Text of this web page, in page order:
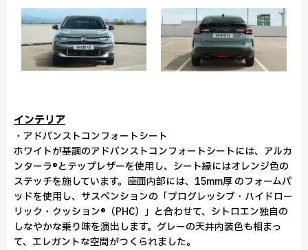
インテリア
・アドバンストコンフォートシート
ホワイトが基調のアドバンストコンフォートシートには、アルカ
ンターラ®とテップレザーを使用し、シート縁にはオレンジ色の
ステッチを施しています。座面内部には、15mm厚 のフォームパ
ッドを使用し、サスペンションの「プログレッシブ・ハイドロー
リック・クッション®（PHC）」と合わせて、シトロエン独自の
しなやかな乗り味を演出します。グレーの天井内装色も相まっ
て、エレガントな空間がつくられました。